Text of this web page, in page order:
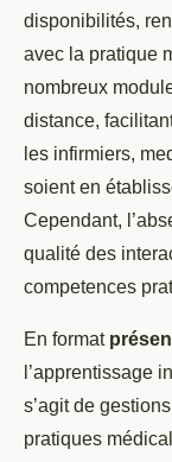
disponibilités,
avec la pratique
nombreux
distance,
les infirmiers,
soient en
Cependant,
qualité des
competences
En format
l’apprentissage
s’agit de
pratiques